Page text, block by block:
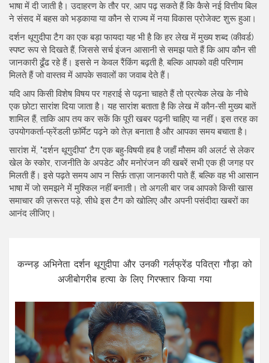
भाषा में दी जाती है। उदाहरण के तौर पर, आप पढ़ सकते हैं कि कैसे नई वित्तीय बिल
ने संसद में बहस को भड़काया या कौन से राज्य में नया विकास प्रोजेक्ट शुरू हुआ।
दर्शन थूगुदीपा टैग का एक बड़ा फायदा यह भी है कि हर लेख में मुख्य शब्द (कीवर्ड)
स्पष्ट रूप से दिखते हैं, जिससे सर्च इंजन आसानी से समझ पाते हैं कि आप कौन सी
जानकारी ढूँढ रहे हैं। इससे न केवल रैंकिंग बढ़ती है, बल्कि आपको वही परिणाम
मिलते हैं जो वास्तव में आपके सवालों का जवाब देते हैं।
यदि आप किसी विशेष विषय पर गहराई से पढ़ना चाहते हैं तो प्रत्येक लेख के नीचे
एक छोटा सारांश दिया जाता है। यह सारांश बताता है कि लेख में कौन‑सी मुख्य बातें
शामिल हैं, ताकि आप तय कर सकें कि पूरी खबर पढ़नी चाहिए या नहीं। इस तरह का
उपयोगकर्ता‑फ्रेंडली फ़ॉर्मेट पढ़ने को तेज़ बनाता है और आपका समय बचाता है।
सारांश में, "दर्शन थूगुदीपा" टैग एक बहु‑विषयी हब है जहाँ मौसम की अलर्ट से लेकर
खेल के स्कोर, राजनीति के अपडेट और मनोरंजन की खबरें सभी एक ही जगह पर
मिलती हैं। इसे पढ़ते समय आप न सिर्फ़ ताज़ा जानकारी पाते हैं, बल्कि वह भी आसान
भाषा में जो समझने में मुश्किल नहीं बनाती। तो अगली बार जब आपको किसी खास
समाचार की ज़रूरत पड़े, सीधे इस टैग को खोलिए और अपनी पसंदीदा खबरों का
आनंद लीजिए।
कन्नड़ अभिनेता दर्शन थूगुदीपा और उनकी गर्लफ्रेंड पवित्रा गौड़ा को
अजीबोगरीब हत्या के लिए गिरफ्तार किया गया